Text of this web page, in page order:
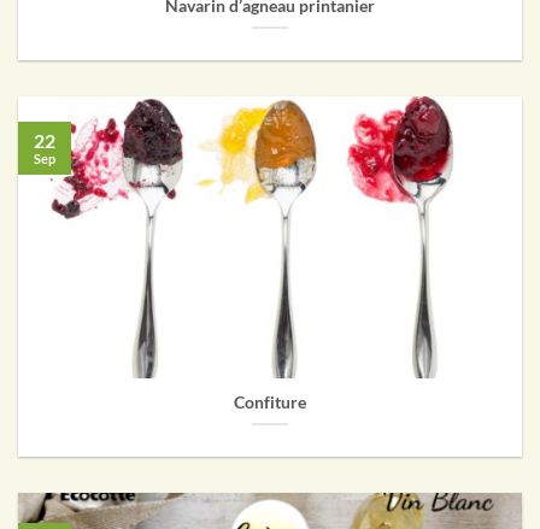
Navarin d’agneau printanier
Confiture
22
Sep